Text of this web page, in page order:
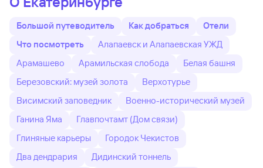
Большой путеводитель Как добраться
Отели
Что посмотреть
Алапаевск и Алапаевская УЖД
Арамашево
Арамильская слобода
Белая башня
Березовский: музей золота
Верхотурье
Висимский заповедник
Военно-исторический музей
Ганина Яма
Главпочтамт (Дом связи)
Глиняные карьеры
Городок Чекистов
Два дендрария
Дидинский тоннель